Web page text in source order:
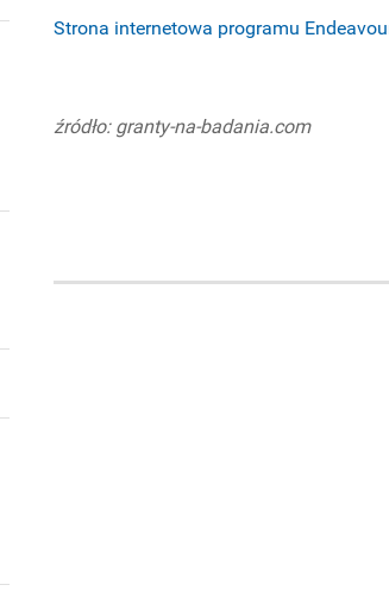
Strona internetowa programu
źródło: granty-na-badania.com